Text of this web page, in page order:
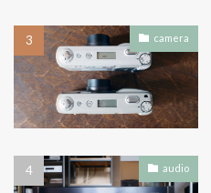
camera
audio